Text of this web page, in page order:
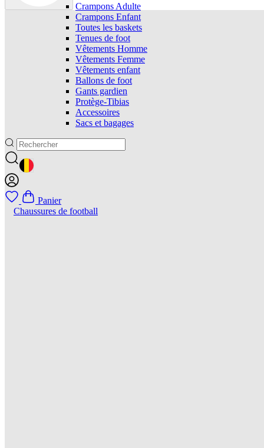
Crampons Adulte
Crampons Enfant
Toutes les baskets
Tenues de foot
Vêtements Homme
Vêtements Femme
Vêtements enfant
Ballons de foot
Gants gardien
Protège-Tibias
Accessoires
Sacs et bagages
GEOLOCATION BUTTON: BELGIQUE
Panier
Chaussures de football